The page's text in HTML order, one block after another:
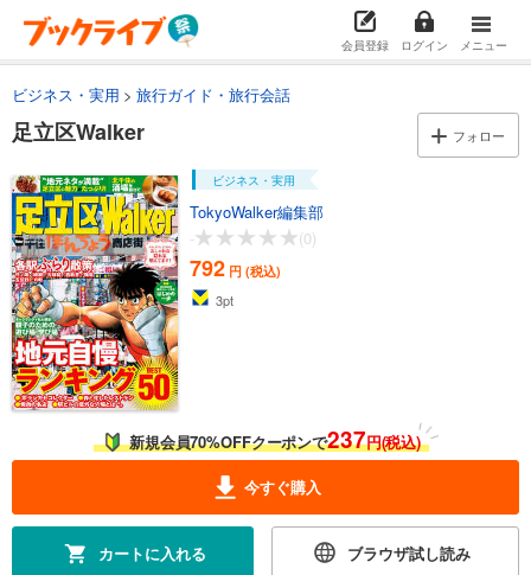
会員登録 ログイン メニュー
ビジネス・実用 旅行ガイド・旅行会話
足立区Walker フォロー
ビジネス・実用
TokyoWalker編集部
-
(0)
792 円 (税込)
3pt
新規会員70%OFFクーポンで237円(税込)
今すぐ購入
カートに入れる ブラウザ試し読み